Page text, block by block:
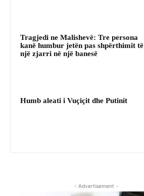
Tragjedi ne Malishevë: Tre persona
kanë humbur jetën pas shpërthimit të
një zjarri në një banesë
Humb aleati i Vuçiçit dhe Putinit
- Advertisement -